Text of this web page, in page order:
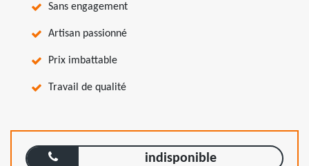
Sans engagement
Artisan passionné
Prix imbattable
Travail de qualité
indisponible